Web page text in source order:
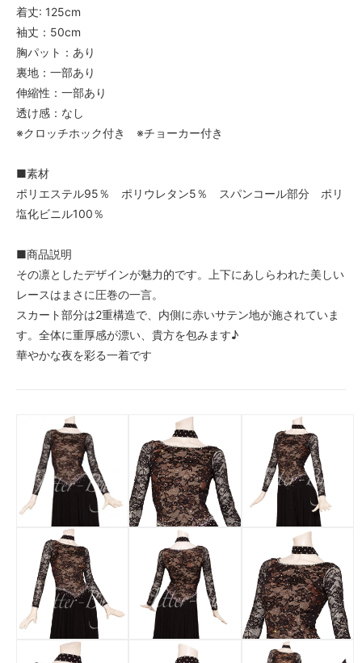
着丈: 125cm
袖丈：50cm
胸パット：あり
裏地：一部あり
伸縮性：一部あり
透け感：なし
※クロッチホック付き ※チョーカー付き
■素材
ポリエステル95％ ポリウレタン5％ スパンコール部分 ポリ
塩化ビニル100％
■商品説明
その凛としたデザインが魅力的です。上下にあしらわれた美しい
レースはまさに圧巻の一言。
スカート部分は2重構造で、内側に赤いサテン地が施されていま
す。全体に重厚感が漂い、貴方を包みます♪
華やかな夜を彩る一着です